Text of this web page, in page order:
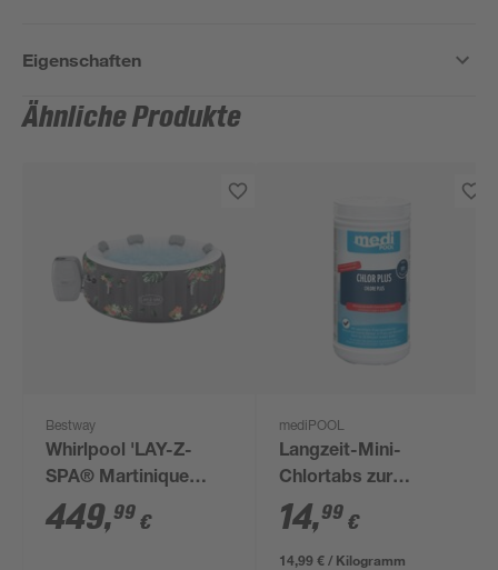
Eigenschaften
Ähnliche Produkte
Bestway
Whirlpool 'LAY-Z-
SPA® Martinique
AirJet' Hibiskus 180 x
66 cm, mit App
449,99 €
mediPOOL
Langzeit-Mini-
Chlortabs zur
Poolpflege 1 kg, 50
Stück
14,99 €
14,99 € / Kilogramm